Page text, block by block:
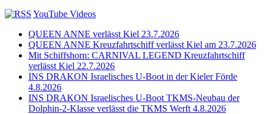
YouTube Videos
QUEEN ANNE verlässt Kiel 23.7.2026
QUEEN ANNE Kreuzfahrtschiff verlässt Kiel am 23.7.2026
Mit Schiffshorn: CARNIVAL LEGEND Kreuzfahrtschiff
verlässt Kiel 22.7.2026
INS DRAKON Israelisches U-Boot in der Kieler Förde
4.8.2026
INS DRAKON Israelisches U-Boot TKMS-Neubau der
Dolphin-2-Klasse verlässt die TKMS Werft 4.8.2026